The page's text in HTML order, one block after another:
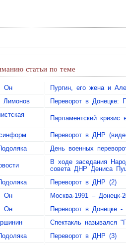
статьи по теме
Он Пургин, его жена и
Лимонов Переворот в Донецке:
Парламентский
Переворот в ДНР
День военных
В ходе заседания
совета ДНР Дениса
Переворот в ДНР (2)
Он Москва-1991 – Донецк-
Он Переворот в Донецке
Спектакль назывался
Переворот в ДНР (3)